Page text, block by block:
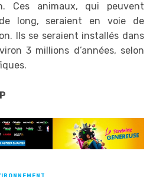
Ces animaux, qui peuvent
long, seraient en voie de
Ils se seraient installés dans
3 millions d’années, selon